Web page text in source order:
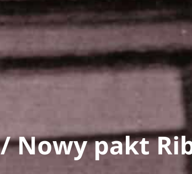
/ Nowy pakt